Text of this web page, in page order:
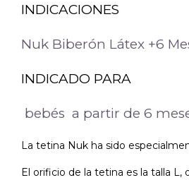
INDICACIONES
Nuk Biberón Látex +6
INDICADO PARA
bebés a partir de 6
La tetina Nuk ha sido
El orificio de la tetina es la talla L,